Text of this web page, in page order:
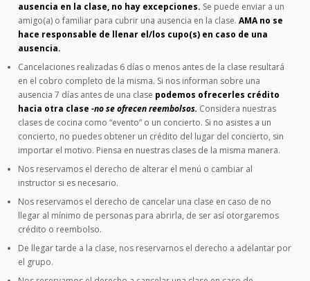
ausencia en la clase, no hay excepciones. Se puede enviar a un
amigo(a) o familiar para cubrir una ausencia en la clase.AMA no se
hace responsable de llenar el/los cupo(s) en caso de una
ausencia.
Cancelaciones realizadas 6 días o menos antes de la clase resultará
en el cobro completo de la misma. Si nos informan sobre una
ausencia 7 días antes de una clase podemos ofrecerles crédito
hacia otra clase-no se ofrecen reembolsos. Considera nuestras
clases de cocina como “evento” o un concierto. Si no asistes a un
concierto, no puedes obtener un crédito del lugar del concierto, sin
importar el motivo. Piensa en nuestras clases de la misma manera.
Nos reservamos el derecho de alterar el menú o cambiar al
instructor si es necesario.
Nos reservamos el derecho de cancelar una clase en caso de no
llegar al mínimo de personas para abrirla, de ser así otorgaremos
crédito o reembolso.
De llegar tarde a la clase, nos reservarnos el derecho a adelantar por
el grupo.